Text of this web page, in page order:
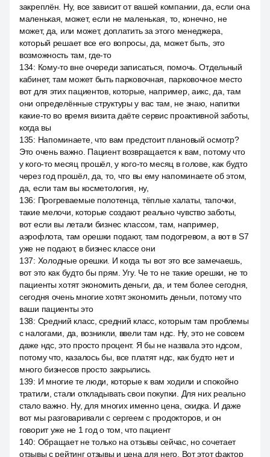
закреплён. Ну, все зависит от вашей компании, да, если она
маленькая, может, если не маленькая, то, конечно, не
может, да, или может, доплатить за этого менеджера,
который решает все его вопросы, да, может быть, это
возможность там, где-то
134: Кому-то вне очереди записаться, помочь. Отдельный
кабинет, там может быть парковочная, парковочное место
вот для этих пациентов, которые, например, аикс, да, там
они определённые структуры у вас там, не знаю, напитки
какие-то во время визита даёте сервис проактивной заботы,
когда вы
135: Напоминаете, что вам предстоит плановый осмотр?
Это очень важно. Пациент возвращается к вам, потому что
у кого-то месяц прошёл, у кого-то месяц в голове, как будто
через год прошёл, да, то, что вы ему напоминаете об этом,
да, если там вы косметология, ну,
136: Прогреваемые полотенца, тёплые халаты, тапочки,
такие мелочи, которые создают реально чувство заботы,
вот если вы летали бизнес классом, там, например,
аэрофлота, там орешки подают, там подогревом, а вот в S7
уже не подают, в бизнес классе они
137: Холодные орешки. И когда ты вот это все замечаешь,
вот это как будто бы прям. Угу. Че то не такие орешки, не то
пациенты хотят экономить деньги, да, и тем более сегодня,
сегодня очень многие хотят экономить деньги, потому что
ваши пациенты это
138: Средний класс, средний класс, которым там проблемы
с налогами, да, возникли, ввели там ндс. Ну, это не совсем
даже ндс, это просто процент. Я бы не назвала это ндсом,
потому что, казалось бы, все платят ндс, как будто нет и
много бизнесов просто закрылись.
139: И многие те люди, которые к вам ходили и спокойно
тратили, стали откладывать свои покупки. Для них реально
стало важно. Ну, для многих именно цена, скидка. И даже
вот мы разговаривали с сергеем с продокторов, и он
говорит уже не 1 год о том, что пациент
140: Обращает не только на отзывы сейчас, но сочетает
отзывы с рейтинг отзывы и цена для него. Вот этот фактор